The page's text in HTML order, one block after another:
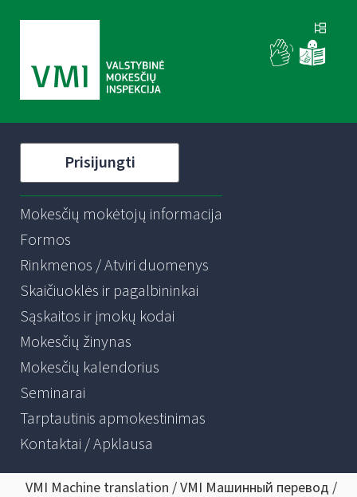
Prisijungti
Mokesčių mokėtojų informacija
Formos
Rinkmenos / Atviri duomenys
Skaičiuoklės ir pagalbininkai
Sąskaitos ir įmokų kodai
Mokesčių žinynas
Mokesčių kalendorius
Seminarai
Tarptautinis apmokestinimas
Kontaktai / Apklausa
VMI Machine translation / VMI Машинный перевод /